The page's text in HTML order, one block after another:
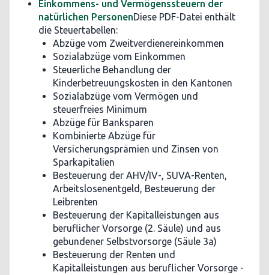
Einkommens- und Vermögenssteuern der
natürlichen PersonenDiese PDF-Datei enthält
die Steuertabellen:
Abzüge vom Zweitverdienereinkommen
Sozialabzüge vom Einkommen
Steuerliche Behandlung der
Kinderbetreuungskosten in den Kantonen
Sozialabzüge vom Vermögen und
steuerfreies Minimum
Abzüge für Banksparen
Kombinierte Abzüge für
Versicherungsprämien und Zinsen von
Sparkapitalien
Besteuerung der AHV/IV-, SUVA-Renten,
Arbeitslosenentgeld, Besteuerung der
Leibrenten
Besteuerung der Kapitalleistungen aus
beruflicher Vorsorge (2. Säule) und aus
gebundener Selbstvorsorge (Säule 3a)
Besteuerung der Renten und
Kapitalleistungen aus beruflicher Vorsorge -